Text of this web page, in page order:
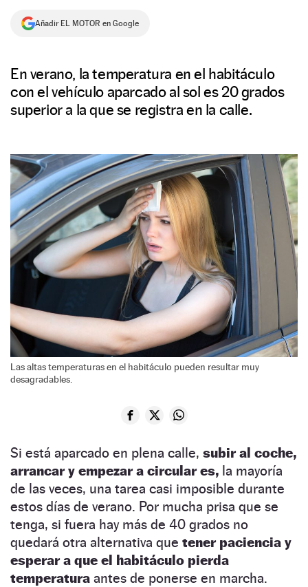
NEWSLETTER
Añadir EL MOTOR en Google
En verano, la temperatura en el habitáculo
con el vehículo aparcado al sol es 20 grados
superior a la que se registra en la calle.
Las altas temperaturas en el habitáculo pueden resultar muy
desagradables.
Si está aparcado en plena calle, subir al coche,
arrancar y empezar a circular es, la mayoría
de las veces, una tarea casi imposible durante
estos días de verano. Por mucha prisa que se
tenga, si fuera hay más de 40 grados no
quedará otra alternativa que tener paciencia y
esperar a que el habitáculo pierda
temperatura antes de ponerse en marcha.